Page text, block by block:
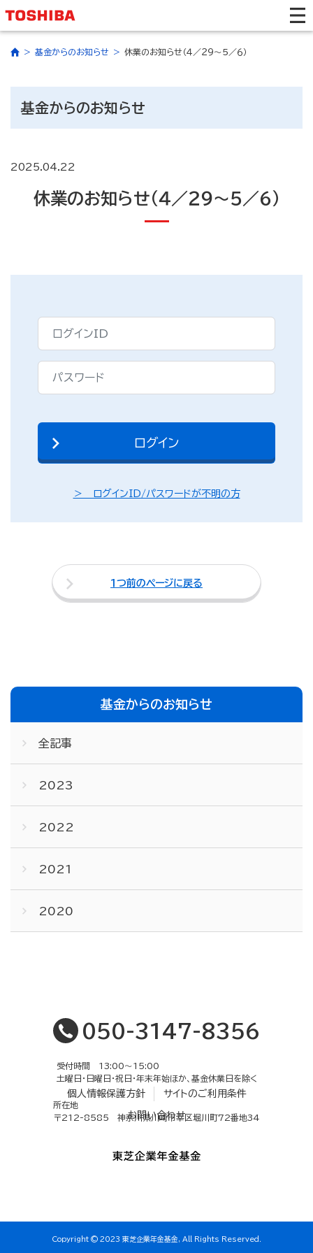
基金からのお知らせ 休業のお知らせ（４／２９～５／６）
基金からのお知らせ
2025.04.22
休業のお知らせ（４／２９～５／６）
＞ ログインID/パスワードが不明の方
１つ前のページに戻る
基金からのお知らせ
全記事
2023
2022
2021
2020
050-3147-8356
受付時間 13:00〜15:00
土曜日・日曜日・祝日・年末年始ほか、基金休業日を除く
所在地
〒212-8585 神奈川県川崎市幸区堀川町72番地34
個人情報保護方針 サイトのご利用条件
お問い合わせ
Copyright © 2023 東芝企業年金基金, All Rights Reserved.